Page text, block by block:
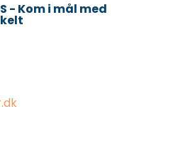
- Kom i mål med